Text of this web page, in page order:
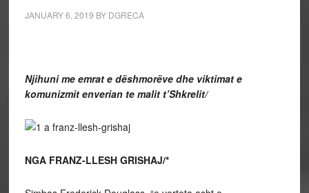
JANUARY 6, 2019 BY DGRECA
Njihuni me emrat e dëshmorëve dhe viktimat e
komunizmit enverian te malit t’Shkrelit/
NGA FRANZ-LLESH GRISHAJ/*